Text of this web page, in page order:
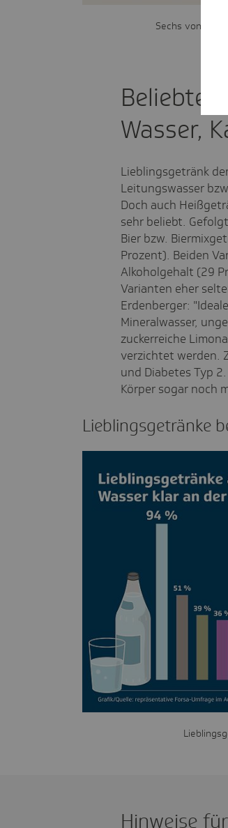
Sechs von
Wasser,
Lieblingsgetränk
Leitungswasser
Doch auch
sehr beliebt.
Bier bzw.
Prozent). Beiden
Alkoholgehalt (29
Varianten eher
Erdenberger:
Mineralwasser,
zuckerreiche
verzichtet werden.
und Diabetes Typ
Körper sogar noch
Lieb­lings­ge­tränke
Hinweise